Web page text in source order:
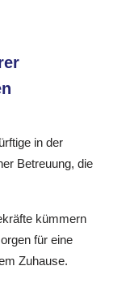
in der
Betreuung, die
kümmern
für eine
Zuhause.